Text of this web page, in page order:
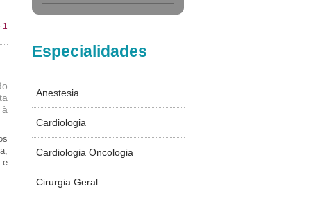
e
Especialidades
Anestesia
Cardiologia
Cardiologia Oncologia
Cirurgia Geral